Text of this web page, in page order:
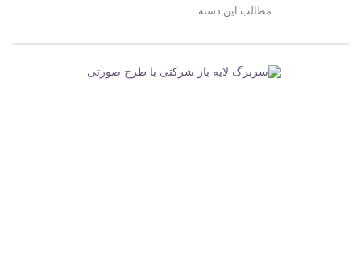
مطالب این دسته